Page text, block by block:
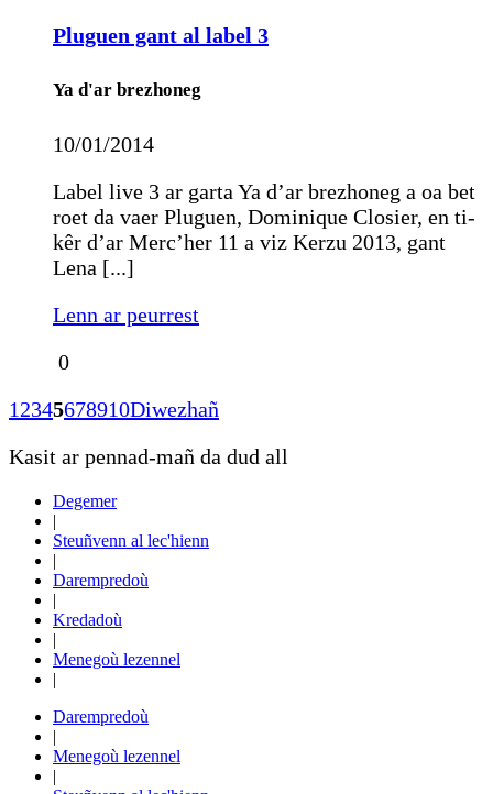
Pluguen gant al label 3
Ya d'ar brezhoneg
10/01/2014
Label live 3 ar garta Ya d’ar brezhoneg a oa bet
roet da vaer Pluguen, Dominique Closier, en ti-
kêr d’ar Merc’her 11 a viz Kerzu 2013, gant
Lena [...]
Lenn ar peurrest
0
12345678910Diwezhañ
Kasit ar pennad-mañ da dud all
Degemer
|
Steuñvenn al lec'hienn
|
Darempredoù
|
Kredadoù
|
Menegoù lezennel
|
Darempredoù
|
Menegoù lezennel
|